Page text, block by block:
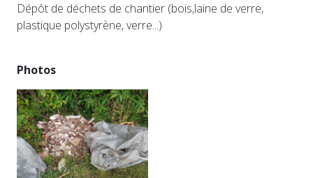
Dépôt de déchets de chantier (bois,laine de verre,
plastique polystyrène, verre...)
Photos